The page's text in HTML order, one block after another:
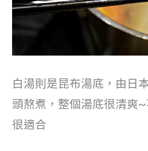
白湯則是昆布湯底，由日
頭熬煮，整個湯底很清爽
很適合